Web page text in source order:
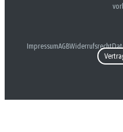
ImpressumAGBWiderrufsrecht